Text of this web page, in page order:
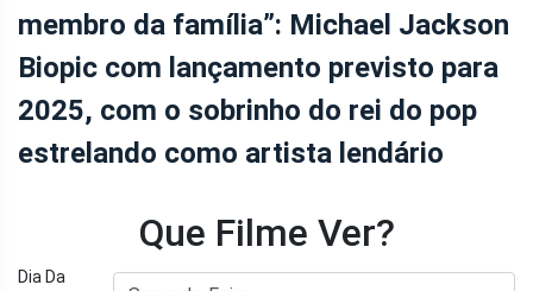
membro da família”: Michael Jackson
Biopic com lançamento previsto para
2025, com o sobrinho do rei do pop
estrelando como artista lendário
Que Filme Ver?
Dia Da